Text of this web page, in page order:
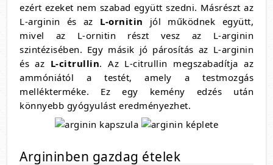
ezért ezeket nem szabad együtt szedni. Másrészt az
L-arginin és az L-ornitin jól működnek együtt,
mivel az L-ornitin részt vesz az L-arginin
szintézisében. Egy másik jó párosítás az L-arginin
és az L-citrullin. Az L-citrullin megszabadítja az
ammóniától a testét, amely a testmozgás
mellékterméke. Ez egy kemény edzés után
könnyebb gyógyulást eredményezhet.
Argininben gazdag ételek